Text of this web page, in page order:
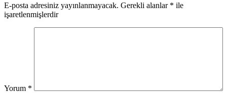
E-posta adresiniz yayınlanmayacak. Gerekli alanlar * ile
işaretlenmişlerdir
Yorum *